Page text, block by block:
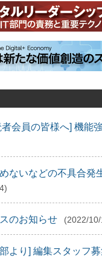
会員の皆様へ] 機能
ないなどの不具合発
のお知らせ (2022/
より] 編集スタッフ